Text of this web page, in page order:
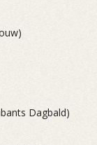
Dagbald)